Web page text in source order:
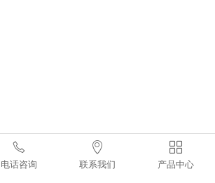

电话咨询

联系我们

产品中心